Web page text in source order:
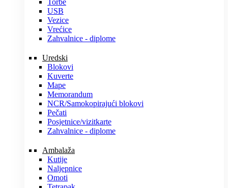
Torbe
USB
Vezice
Vrećice
Zahvalnice - diplome
Uredski
Blokovi
Kuverte
Mape
Memorandum
NCR/Samokopirajući blokovi
Pečati
Posjetnice/vizitkarte
Zahvalnice - diplome
Ambalaža
Kutije
Naljepnice
Omoti